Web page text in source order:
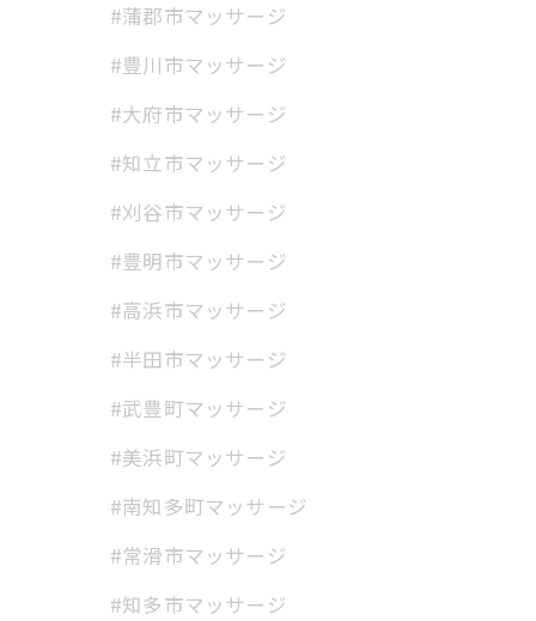
#蒲郡市マッサージ
#豊川市マッサージ
#大府市マッサージ
#知立市マッサージ
#刈谷市マッサージ
#豊明市マッサージ
#高浜市マッサージ
#半田市マッサージ
#武豊町マッサージ
#美浜町マッサージ
#南知多町マッサージ
#常滑市マッサージ
#知多市マッサージ